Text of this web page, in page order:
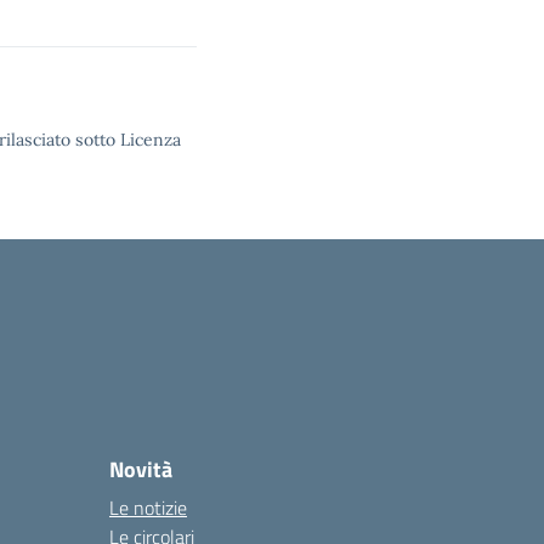
sotto Licenza
Novità
Le notizie
Le circolari